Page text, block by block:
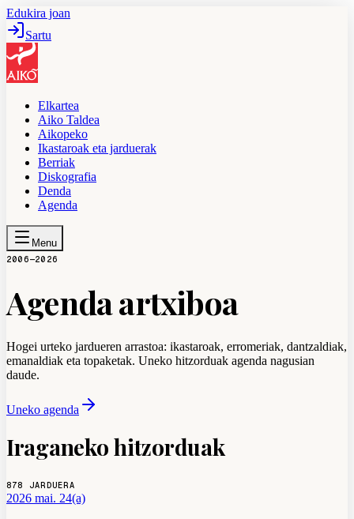
Edukira joan
Sartu
Elkartea
Aiko Taldea
Aikopeko
Ikastaroak eta jarduerak
Berriak
Diskografia
Denda
Agenda
Menu
2006—2026
Agenda artxiboa
Hogei urteko jardueren arrastoa: ikastaroak, erromeriak, dantzaldiak,
emanaldiak eta topaketak. Uneko hitzorduak agenda nagusian
daude.
Uneko agenda
Iraganeko hitzorduak
878 JARDUERA
2026 mai. 24(a)